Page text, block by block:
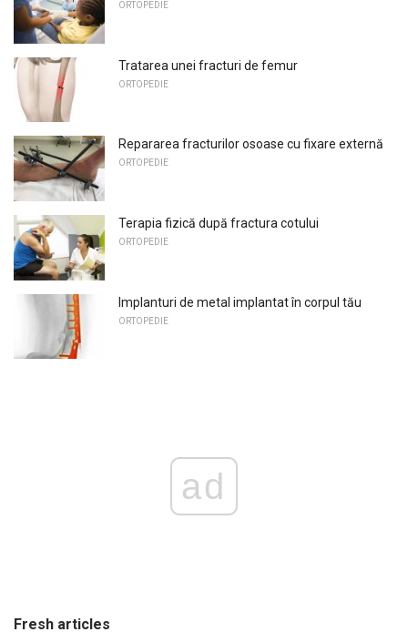
ORTOPEDIE
Tratarea unei fracturi de femur
ORTOPEDIE
Repararea fracturilor osoase cu fixare externă
ORTOPEDIE
Terapia fizică după fractura cotului
ORTOPEDIE
Implanturi de metal implantat în corpul tău
ORTOPEDIE
ad
Fresh articles